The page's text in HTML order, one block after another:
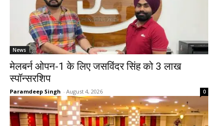
News
मेलबर्न ओपन-1 के लिए जसविंदर सिंह को ₹3 लाख
स्पॉन्सरशिप
Paramdeep Singh - August 4, 2026 0